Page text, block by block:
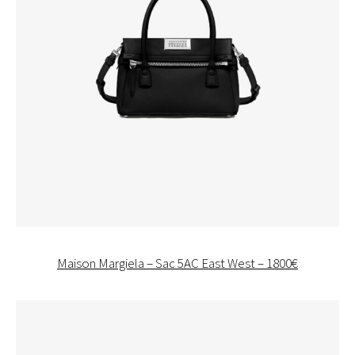
Maison Margiela – Sac 5AC East West – 1800€